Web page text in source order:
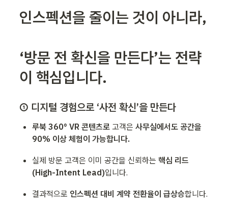
인스펙션을 줄이는 것이 아니라,
‘방문 전 확신을 만든다’는 전략
이 핵심입니다.
① 디지털 경험으로 ‘사전 확신’을 만든다
루북 360° VR 콘텐츠로 고객은 사무실에서도 공간을
90% 이상 체험이 가능합니다.
실제 방문 고객은 이미 공간을 신뢰하는 핵심 리드
(High-Intent Lead)입니다.
결과적으로 인스펙션 대비 계약 전환율이 급상승합니다.